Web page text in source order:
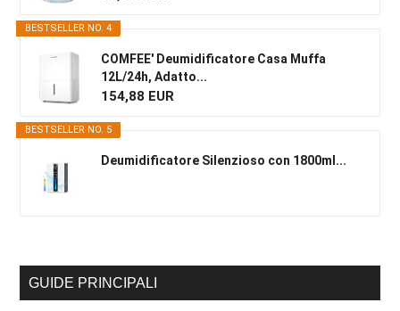
BESTSELLER NO. 4
COMFEE' Deumidificatore Casa Muffa
12L/24h, Adatto...
154,88 EUR
BESTSELLER NO. 5
Deumidificatore Silenzioso con 1800ml...
GUIDE PRINCIPALI